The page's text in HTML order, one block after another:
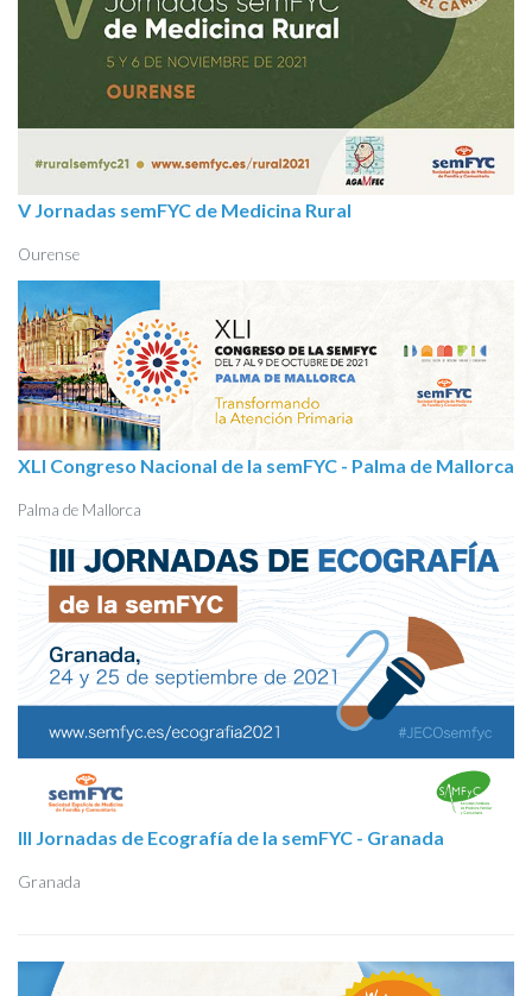
V Jornadas semFYC de Medicina Rural
Ourense
XLI Congreso Nacional de la semFYC - Palma de Mallorca
Palma de Mallorca
III Jornadas de Ecografía de la semFYC - Granada
Granada